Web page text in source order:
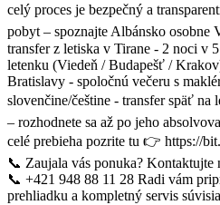
celý proces je bezpečný a
pobyt – spoznajte Albánsko osobne
transfer z letiska v Tirane - 2 noci v
letenku (Viedeň / Budapešť /
Bratislavy - spoločnú večeru s
slovenčine/češtine - transfer späť
– rozhodnete sa až po jeho
celé prebieha pozrite tu 👉 https://
📞 Zaujala vás ponuka? Kontaktujte
📞 +421 948 88 11 28 Radi vám
prehliadku a kompletný servis